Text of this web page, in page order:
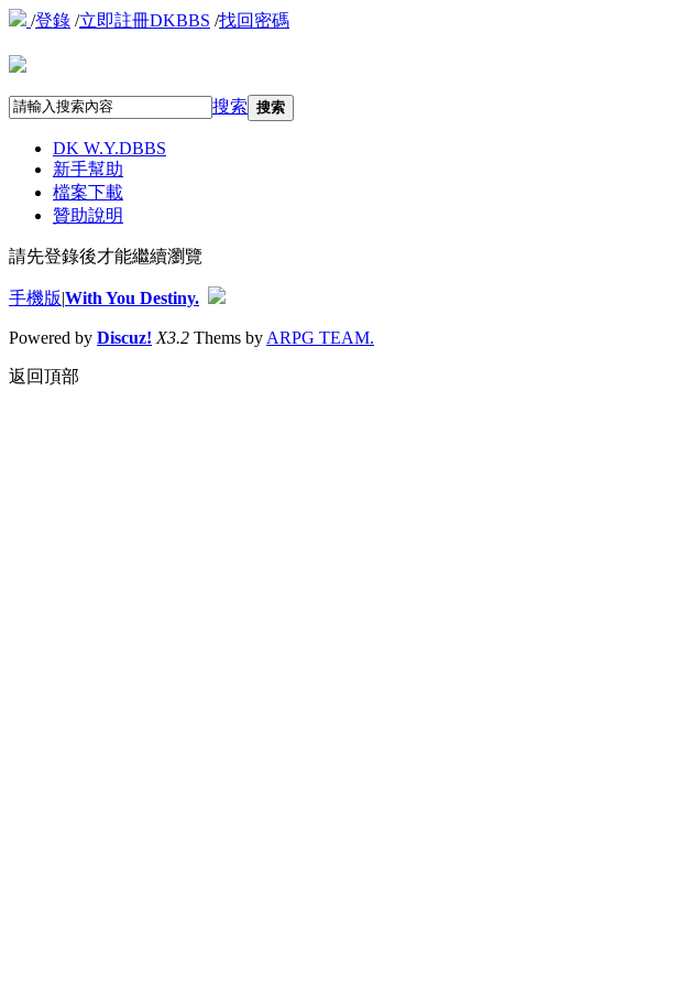
/登錄 /立即註冊DKBBS /找回密碼
搜索 搜索
DK W.Y.DBBS
新手幫助
檔案下載
贊助說明
請先登錄後才能繼續瀏覽
手機版|With You Destiny.
Powered by Discuz! X3.2 Thems by ARPG TEAM.
返回頂部